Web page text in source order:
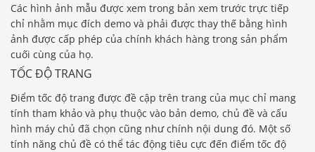
Các hình ảnh mẫu được xem trong bản xem trước trực tiếp
chỉ nhằm mục đích demo và phải được thay thế bằng hình
ảnh được cấp phép của chính khách hàng trong sản phẩm
cuối cùng của họ.
TỐC ĐỘ TRANG
Điểm tốc độ trang được đề cập trên trang của mục chỉ mang
tính tham khảo và phụ thuộc vào bản demo, chủ đề và cấu
hình máy chủ đã chọn cũng như chính nội dung đó. Một số
tính năng chủ đề có thể tác động tiêu cực đến điểm tốc độ